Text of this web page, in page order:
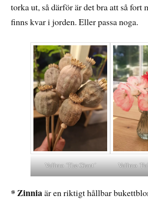
torka ut, så därför är det bra att så fort
finns kvar i jorden. Eller passa noga.
Vallmo ´The Giant´ Vallmo
* Zinniaär en riktigt hållbar